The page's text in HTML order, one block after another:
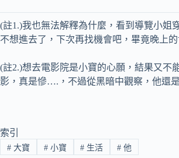
(註1.)我也無法解釋為什麼，看到導覽小姐
不想進去了，下次再找機會吧，畢竟晚上
(註2.)想去電影院是小寶的心願，結果又不
影，真是慘….，不過從黑暗中觀察，他還
索引
#大寶 #小寶 # 生活 # 他